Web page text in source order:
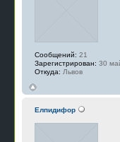
Сообщений: 21
Зарегистрирован: 30
Откуда: Львов
Елпидифор